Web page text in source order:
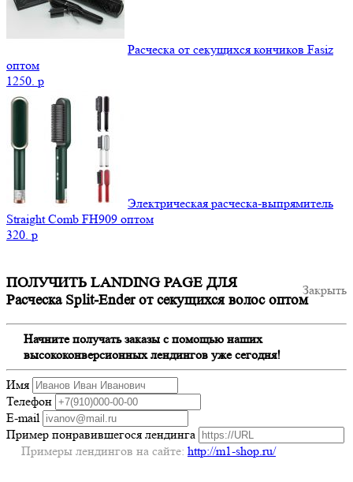
Расческа от секущихся кончиков Fasiz
оптом
1250. p
Электрическая расческа-выпрямитель
Straight Comb FH909 оптом
320. p
Закрыть
ПОЛУЧИТЬ LANDING PAGE ДЛЯ
Расческа Split-Ender от секущихся волос оптом
Начните получать заказы с помощью наших
высококонверсионных лендингов уже сегодня!
Имя
Телефон
E-mail
Пример понравившегося лендинга
Примеры лендингов на сайте: http://m1-shop.ru/